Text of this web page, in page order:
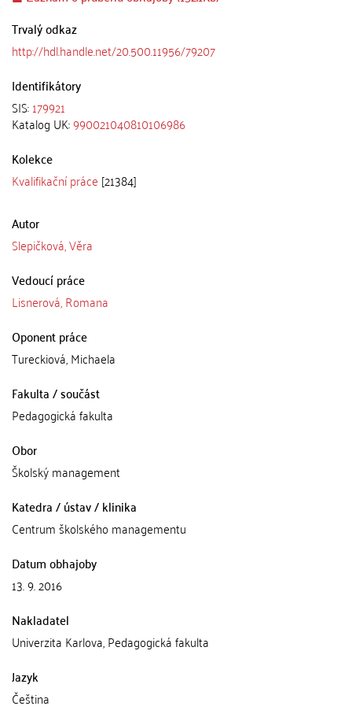
Trvalý odkaz
http://hdl.handle.net/20.500.11956/79207
Identifikátory
SIS:179921
Katalog UK:990021040810106986
Kolekce
Kvalifikační práce [21384]
Autor
Slepičková, Věra
Vedoucí práce
Lisnerová, Romana
Oponent práce
Tureckiová, Michaela
Fakulta / součást
Pedagogická fakulta
Obor
Školský management
Katedra / ústav / klinika
Centrum školského managementu
Datum obhajoby
13. 9. 2016
Nakladatel
Univerzita Karlova, Pedagogická fakulta
Jazyk
Čeština